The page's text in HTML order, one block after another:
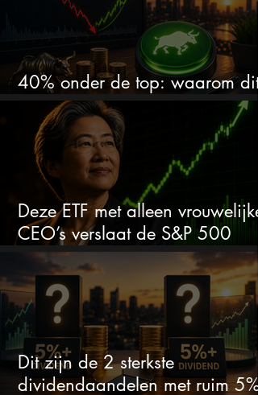
40% onder de top: waarom dit
aandeel weer interessant wordt
Deze ETF met alleen vrouwelijke
CEO’s verslaat de S&P 500
keihard
Dit zijn de 2 sterkste
dividendaandelen met ruim 5%